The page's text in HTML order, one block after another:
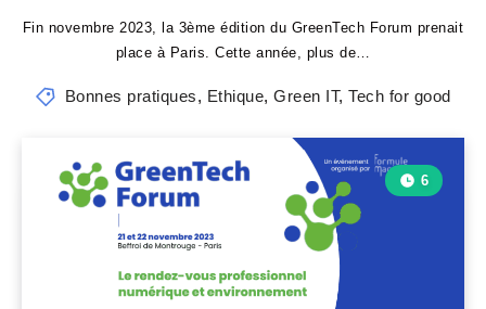
Fin novembre 2023, la 3ème édition du GreenTech Forum prenait
place à Paris. Cette année, plus de…
Bonnes pratiques, Ethique,Green IT,Tech for good
6